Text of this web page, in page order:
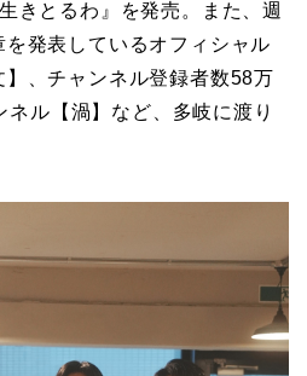
きとるわ』を発売。また、週
発表しているオフィシャル
、チャンネル登録者数58万
ル【渦】など、多岐に渡り